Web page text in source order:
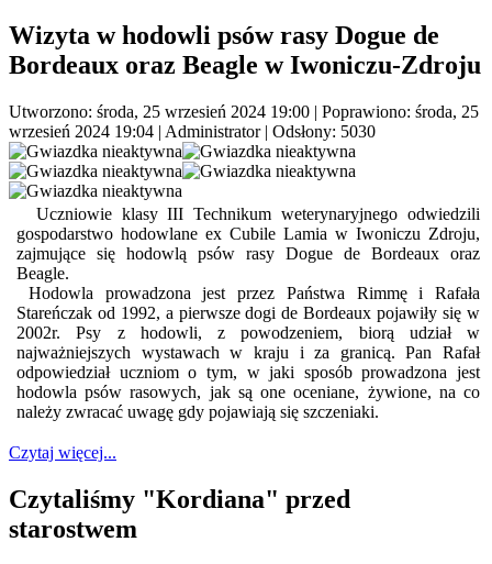
Wizyta w hodowli psów rasy Dogue de
Bordeaux oraz Beagle w Iwoniczu-Zdroju
Utworzono: środa, 25 wrzesień 2024 19:00 | Poprawiono: środa, 25
wrzesień 2024 19:04 | Administrator| Odsłony: 5030
Uczniowie klasy III Technikum weterynaryjnego odwiedzili
gospodarstwo hodowlane ex Cubile Lamia w Iwoniczu Zdroju,
zajmujące się hodowlą psów rasy Dogue de Bordeaux oraz
Beagle.
Hodowla prowadzona jest przez Państwa Rimmę i Rafała
Stareńczak od 1992, a pierwsze dogi de Bordeaux pojawiły się w
2002r. Psy z hodowli, z powodzeniem, biorą udział w
najważniejszych wystawach w kraju i za granicą. Pan Rafał
odpowiedział uczniom o tym, w jaki sposób prowadzona jest
hodowla psów rasowych, jak są one oceniane, żywione, na co
należy zwracać uwagę gdy pojawiają się szczeniaki.
Czytaj więcej...
Czytaliśmy "Kordiana" przed
starostwem